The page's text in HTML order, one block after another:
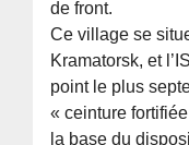
de front.
Ce village se
Kramatorsk, et
point le plus
« ceinture
la base du